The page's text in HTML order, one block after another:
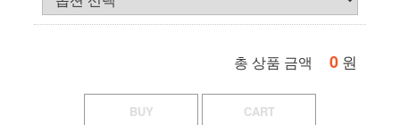
총 상품 금액 0 원
BUY CART